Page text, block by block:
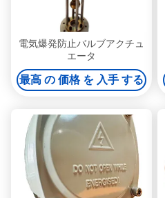
電気爆発防止バルブアクチュ
エータ
最高 の 価格 を 入手 する